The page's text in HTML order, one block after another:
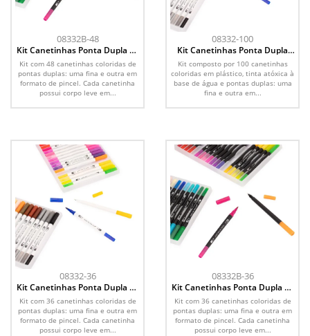
08332B-48
Kit Canetinhas Ponta Dupla 48
Cores
Kit com 48 canetinhas coloridas de
pontas duplas: uma fina e outra em
formato de pincel. Cada canetinha
possui corpo leve em...
08332-100
Kit Canetinhas Ponta Dupla
100 Cores
Kit composto por 100 canetinhas
coloridas em plástico, tinta atóxica à
base de água e pontas duplas: uma
fina e outra em...
08332-36
Kit Canetinhas Ponta Dupla 36
Cores
Kit com 36 canetinhas coloridas de
pontas duplas: uma fina e outra em
formato de pincel. Cada canetinha
possui corpo leve em...
08332B-36
Kit Canetinhas Ponta Dupla 36
Cores
Kit com 36 canetinhas coloridas de
pontas duplas: uma fina e outra em
formato de pincel. Cada canetinha
possui corpo leve em...